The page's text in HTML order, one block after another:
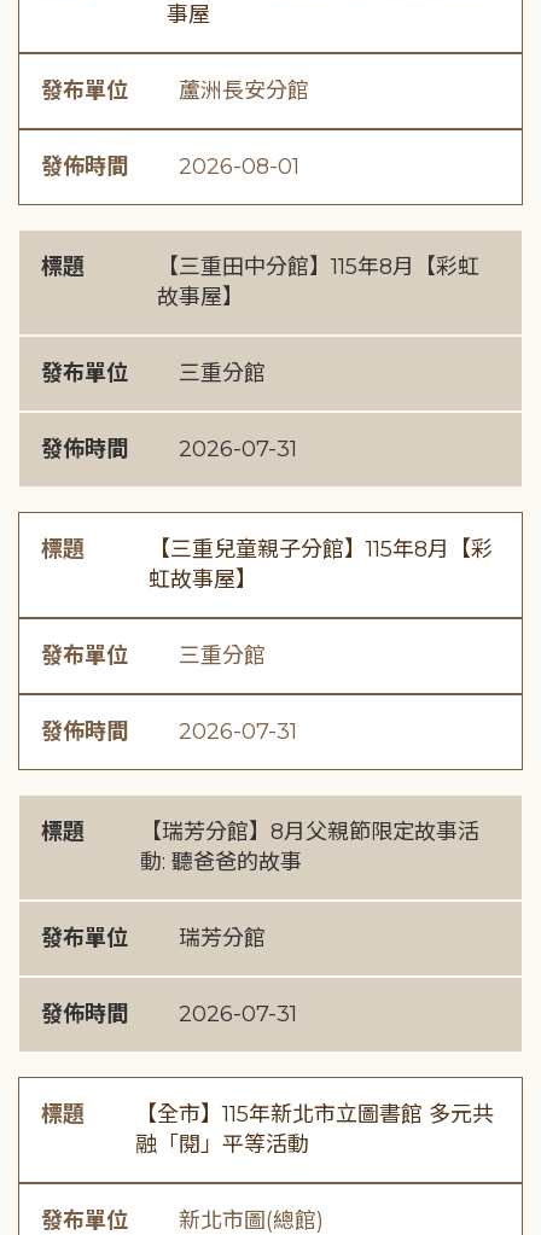
事屋
發布單位 蘆洲長安分館
發佈時間 2026-08-01
標題
【三重田中分館】115年8月【彩虹
故事屋】
發布單位 三重分館
發佈時間 2026-07-31
標題
【三重兒童親子分館】115年8月【彩
虹故事屋】
發布單位 三重分館
發佈時間 2026-07-31
標題
【瑞芳分館】8月父親節限定故事活
動: 聽爸爸的故事
發布單位 瑞芳分館
發佈時間 2026-07-31
標題
【全市】115年新北市立圖書館 多元共
融「閱」平等活動
發布單位 新北市圖(總館)